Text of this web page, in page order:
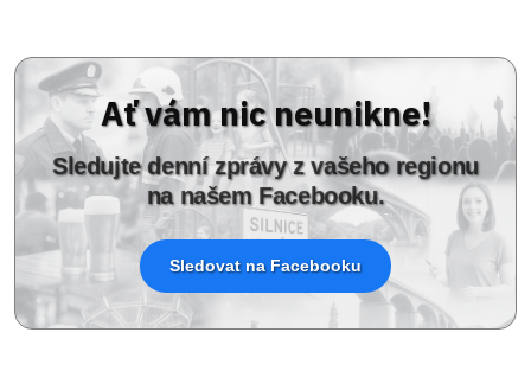
Ať vám nic neunikne!
Sledujte denní zprávy z vašeho regionu
na našem Facebooku.
Sledovat na Facebooku